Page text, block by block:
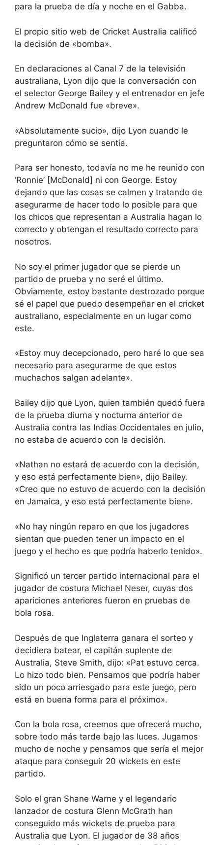
para la prueba de día y noche en el Gabba.
El propio sitio web de Cricket Australia calificó
la decisión de «bomba».
En declaraciones al Canal 7 de la televisión
australiana, Lyon dijo que la conversación con
el selector George Bailey y el entrenador en jefe
Andrew McDonald fue «breve».
«Absolutamente sucio», dijo Lyon cuando le
preguntaron cómo se sentía.
Para ser honesto, todavía no me he reunido con
‘Ronnie’ [McDonald] ni con George. Estoy
dejando que las cosas se calmen y tratando de
asegurarme de hacer todo lo posible para que
los chicos que representan a Australia hagan lo
correcto y obtengan el resultado correcto para
nosotros.
No soy el primer jugador que se pierde un
partido de prueba y no seré el último.
Obviamente, estoy bastante destrozado porque
sé el papel que puedo desempeñar en el cricket
australiano, especialmente en un lugar como
este.
«Estoy muy decepcionado, pero haré lo que sea
necesario para asegurarme de que estos
muchachos salgan adelante».
Bailey dijo que Lyon, quien también quedó fuera
de la prueba diurna y nocturna anterior de
Australia contra las Indias Occidentales en julio,
no estaba de acuerdo con la decisión.
«Nathan no estará de acuerdo con la decisión,
y eso está perfectamente bien», dijo Bailey.
«Creo que no estuvo de acuerdo con la decisión
en Jamaica, y eso está perfectamente bien».
«No hay ningún reparo en que los jugadores
sientan que pueden tener un impacto en el
juego y el hecho es que podría haberlo tenido».
Significó un tercer partido internacional para el
jugador de costura Michael Neser, cuyas dos
apariciones anteriores fueron en pruebas de
bola rosa.
Después de que Inglaterra ganara el sorteo y
decidiera batear, el capitán suplente de
Australia, Steve Smith, dijo: «Pat estuvo cerca.
Lo hizo todo bien. Pensamos que podría haber
sido un poco arriesgado para este juego, pero
está en buena forma para el próximo».
Con la bola rosa, creemos que ofrecerá mucho,
sobre todo más tarde bajo las luces. Jugamos
mucho de noche y pensamos que sería el mejor
ataque para conseguir 20 wickets en este
partido.
Solo el gran Shane Warne y el legendario
lanzador de costura Glenn McGrath han
conseguido más wickets de prueba para
Australia que Lyon. El jugador de 38 años